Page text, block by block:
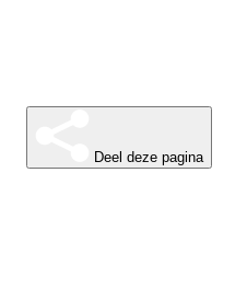
Deel deze pagina